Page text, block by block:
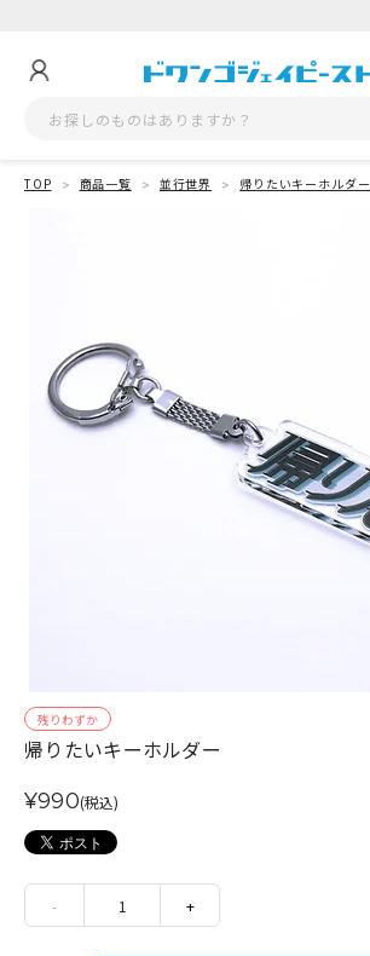
TOP 商品一覧 並行世界 帰りたいキーホルダー
残りわずか
帰りたいキーホルダー
¥990(税込)
- 1 +